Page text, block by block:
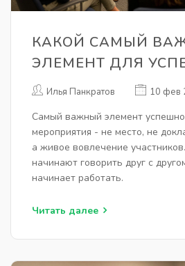
КАКОЙ САМЫЙ
ЭЛЕМЕНТ ДЛЯ
БИЗНЕС-
Илья Панкратов 10 фев
Самый важный элемент
мероприятия - не место, не
а живое вовлечение
начинают говорить друг с
начинает работать.
Читать далее